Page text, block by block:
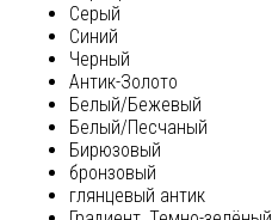
Серый
Синий
Черный
Антик-Золото
Белый/Бежевый
Белый/Песчаный
Бирюзовый
бронзовый
глянцевый антик